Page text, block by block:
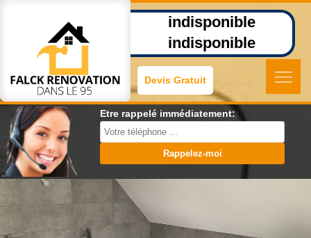
indisponible
indisponible
Devis Gratuit
Etre rappelé immédiatement: